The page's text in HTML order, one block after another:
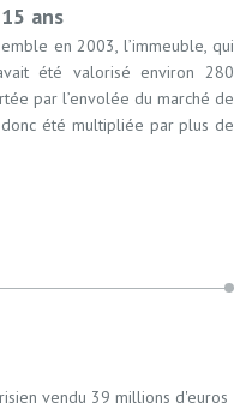
ans
en 2003, l’immeuble, qui
été valorisé environ 280
par l’envolée du marché de
été multipliée par plus de
vendu 39 millions d'euros